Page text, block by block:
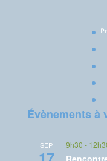
Évènements à
SEP 9h30 -